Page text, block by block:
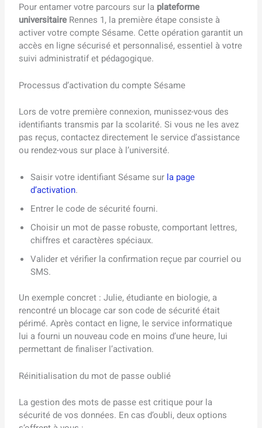
Pour entamer votre parcours sur la plateforme
universitaire Rennes 1, la première étape consiste à
activer votre compte Sésame. Cette opération garantit un
accès en ligne sécurisé et personnalisé, essentiel à votre
suivi administratif et pédagogique.
Processus d’activation du compte Sésame
Lors de votre première connexion, munissez-vous des
identifiants transmis par la scolarité. Si vous ne les avez
pas reçus, contactez directement le service d’assistance
ou rendez-vous sur place à l’université.
Saisir votre identifiant Sésame sur la page
d’activation.
Entrer le code de sécurité fourni.
Choisir un mot de passe robuste, comportant lettres,
chiffres et caractères spéciaux.
Valider et vérifier la confirmation reçue par courriel ou
SMS.
Un exemple concret : Julie, étudiante en biologie, a
rencontré un blocage car son code de sécurité était
périmé. Après contact en ligne, le service informatique
lui a fourni un nouveau code en moins d’une heure, lui
permettant de finaliser l’activation.
Réinitialisation du mot de passe oublié
La gestion des mots de passe est critique pour la
sécurité de vos données. En cas d’oubli, deux options